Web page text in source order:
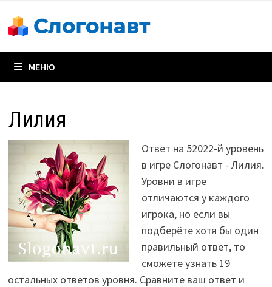
содержимому
МЕНЮ
Лилия
Ответ на 52022-й уровень
в игре Слогонавт - Лилия.
Уровни в игре
отличаются у каждого
игрока, но если вы
подберёте хотя бы один
правильный ответ, то
сможете узнать 19
остальных ответов уровня. Сравните ваш ответ и